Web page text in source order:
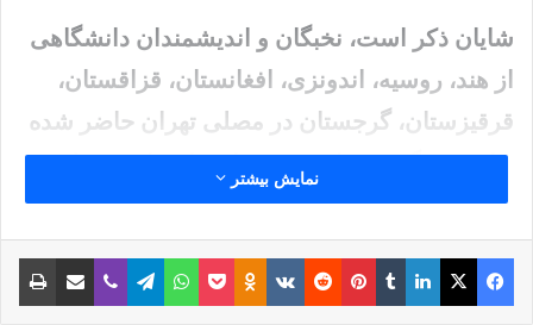
شایان ذکر است، نخبگان و اندیشمندان دانشگاهی
از هند، روسیه، اندونزی، افغانستان، قزاقستان،
قرقیزستان، گرجستان در مصلی تهران حاضر شده
و از شب گذشته با حضور مراتب احترام و تسلیت
خود را به مقام شامخ رهبر عالیقدر ایران اعلام
کردند.
نمایش بیشتر
فیس بوک X لینکدین‫تامبلر‫پین‌ترست
‫رددیت‫VKontakte
‫Odnoklassniki
پاکتواتس آپ تلگراموایبر اشتراک گذاری از طریق ایمیل